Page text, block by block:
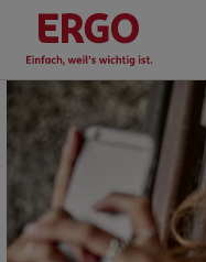
Versicherung vor Ort